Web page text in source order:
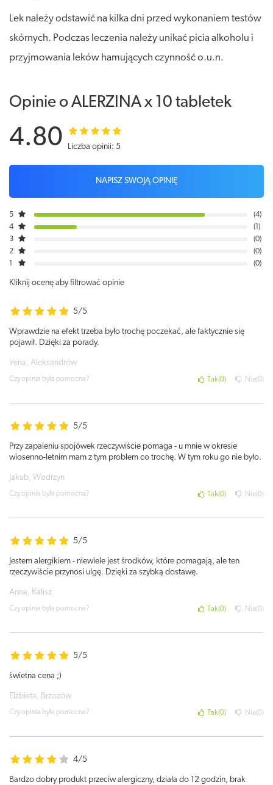
Lek należy odstawić na kilka dni przed wykonaniem testów
skórnych. Podczas leczenia należy unikać picia alkoholu i
przyjmowania leków hamujących czynność o.u.n.
Opinie o ALERZINA x 10 tabletek
4.80 Liczba opinii: 5
NAPISZ SWOJĄ OPINIĘ
5
4
4
1
3
0
2
0
0
Kliknij ocenę aby filtrować opinie
5/5
Wprawdzie na efekt trzeba było trochę poczekać, ale faktycznie się
pojawił. Dzięki za porady.
Irena, Aleksandrów
Czy opinia była pomocna? Tak 0 Nie 0
5/5
Przy zapaleniu spojówek rzeczywiście pomaga - u mnie w okresie
wiosenno-letnim mam z tym problem co trochę. W tym roku go nie było.
Jakub, Wodrzyn
Czy opinia była pomocna? Tak 0 Nie 0
5/5
Jestem alergikiem - niewiele jest środków, które pomagają, ale ten
rzeczywiście przynosi ulgę. Dzięki za szybką dostawę.
Anna, Kalisz
Czy opinia była pomocna? Tak 0 Nie 0
5/5
świetna cena ;)
Elżbieta, Brzozów
Czy opinia była pomocna? Tak 0 Nie 0
4/5
Bardzo dobry produkt przeciw alergiczny, działa do 12 godzin, brak